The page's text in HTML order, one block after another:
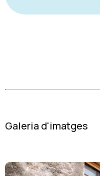
Galeria d'imatges